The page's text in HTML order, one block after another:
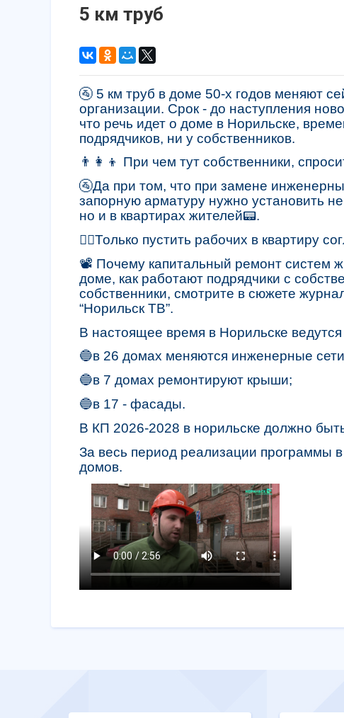
5 км труб
🚰 5 км труб в доме 50-х годов меняют
организации. Срок - до наступления
что речь идет о доме в Норильске,
подрядчиков, ни у собственников.
👨‍👩‍👦 При чем тут собственники,
🚰Да при том, что при замене
запорную арматуру нужно установить
но и в квартирах жителей📟.
👷‍♂️Только пустить рабочих в квартиру
📽️ Почему капитальный ремонт систем
доме, как работают подрядчики с
собственники, смотрите в сюжете
“Норильск ТВ”.
В настоящее время в Норильске
🔵в 26 домах меняются инженерные
🔵в 7 домах ремонтируют крыши;
🔵в 17 - фасады.
В КП 2026-2028 в норильске должно
За весь период реализации программы
домов.